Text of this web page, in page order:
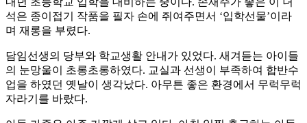
석은 종이접기 작품을 필자 손에 쥐여주면서 ‘입학선물’이라
며 재롱을 부렸다.
담임선생의 당부와 학교생활 안내가 있었다. 새겨듣는 아이들
의 눈망울이 초롱초롱하였다. 교실과 선생이 부족하여 합반수
업을 하였던 옛날이 생각났다. 아무튼 좋은 환경에서 무럭무럭
자라기를 바랐다.